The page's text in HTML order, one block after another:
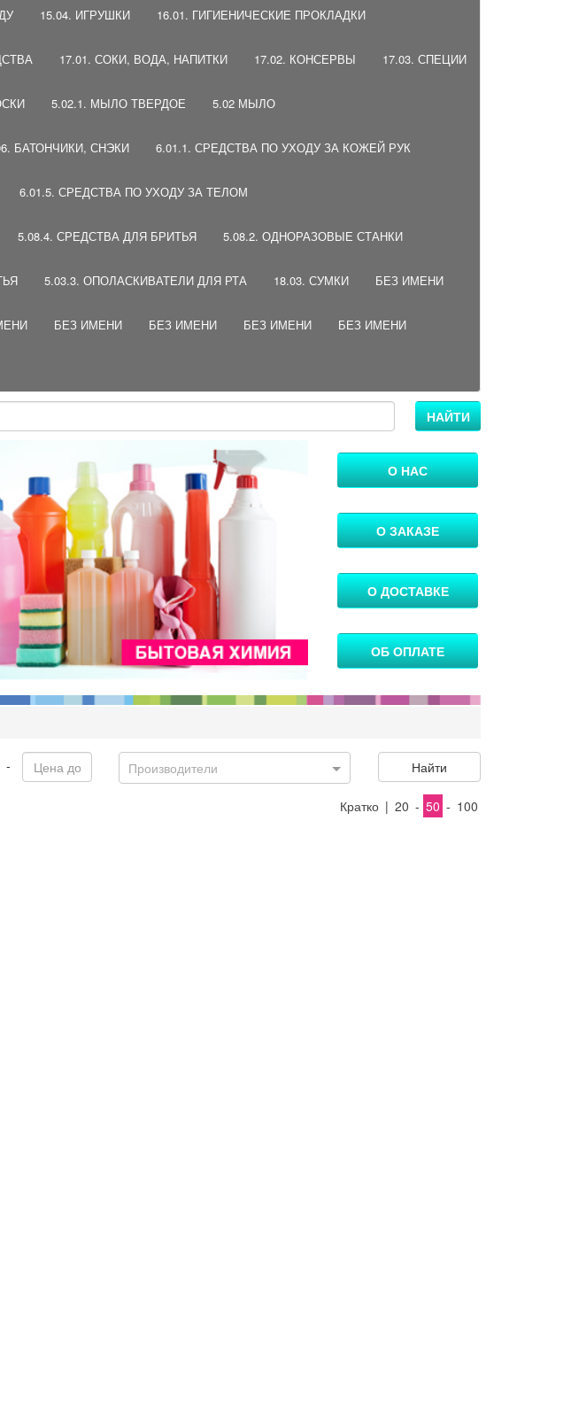
15.04. ИГРУШКИ 16.01. ГИГИЕНИЧЕСКИЕ ПРОКЛАДКИ
17.01. СОКИ, ВОДА, НАПИТКИ 17.02. КОНСЕРВЫ 17.03. СПЕЦИИ
5.02.1. МЫЛО ТВЕРДОЕ 5.02 МЫЛО
БАТОНЧИКИ, СНЭКИ 6.01.1. СРЕДСТВА ПО УХОДУ ЗА КОЖЕЙ РУК
6.01.5. СРЕДСТВА ПО УХОДУ ЗА ТЕЛОМ
5.08.4. СРЕДСТВА ДЛЯ БРИТЬЯ 5.08.2. ОДНОРАЗОВЫЕ СТАНКИ
5.03.3. ОПОЛАСКИВАТЕЛИ ДЛЯ РТА 18.03. СУМКИ БЕЗ ИМЕНИ
БЕЗ ИМЕНИ БЕЗ ИМЕНИ БЕЗ ИМЕНИ БЕЗ ИМЕНИ
НАЙТИ
О НАС
О ЗАКАЗЕ
О ДОСТАВКЕ
ОБ ОПЛАТЕ
- Производители Найти
Кратко | 20 - 50 - 100